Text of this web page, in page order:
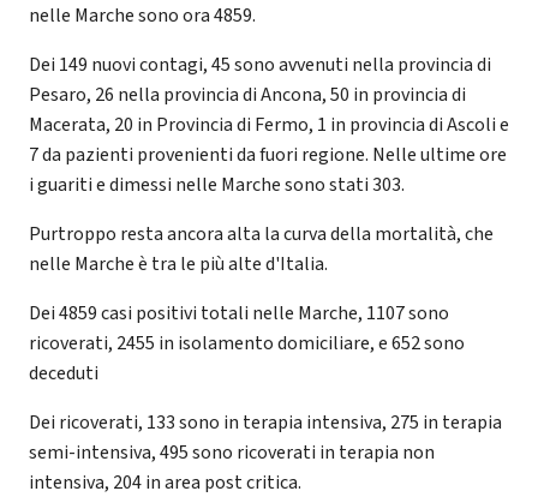
nelle Marche sono ora 4859.
Dei 149 nuovi contagi, 45 sono avvenuti nella provincia di
Pesaro, 26 nella provincia di Ancona, 50 in provincia di
Macerata, 20 in Provincia di Fermo, 1 in provincia di Ascoli e
7 da pazienti provenienti da fuori regione. Nelle ultime ore
i guariti e dimessi nelle Marche sono stati 303.
Purtroppo resta ancora alta la curva della mortalità, che
nelle Marche è tra le più alte d'Italia.
Dei 4859 casi positivi totali nelle Marche, 1107 sono
ricoverati, 2455 in isolamento domiciliare, e 652 sono
deceduti
Dei ricoverati, 133 sono in terapia intensiva, 275 in terapia
semi-intensiva, 495 sono ricoverati in terapia non
intensiva, 204 in area post critica.